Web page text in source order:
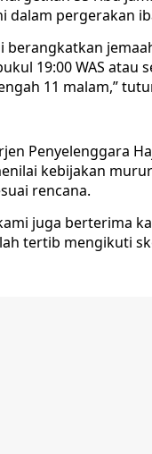
dalam pergerakan
berangkatkan
19:00 WAS atau
11 malam,”
Penyelenggara
kebijakan
rencana.
juga berterima
tertib mengikuti